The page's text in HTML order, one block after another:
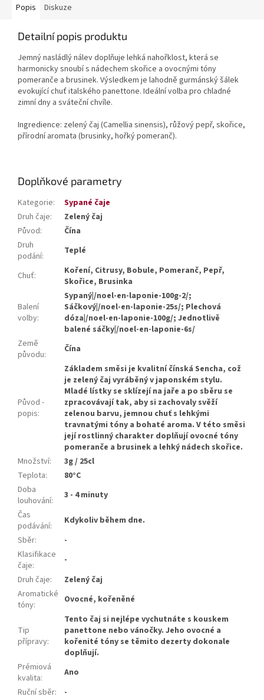
Popis Diskuze
Detailní popis produktu
Jemný nasládlý nálev doplňuje lehká nahořklost, která se
harmonicky snoubí s nádechem skořice a ovocnými tóny
pomeranče a brusinek. Výsledkem je lahodně gurmánský šálek
evokující chuť italského panettone. Ideální volba pro chladné
zimní dny a sváteční chvíle.
Ingredience: zelený čaj (Camellia sinensis), růžový pepř, skořice,
přírodní aromata (brusinky, hořký pomeranč).
Doplňkové parametry
Kategorie:
Sypané čaje
Druh čaje:
Zelený čaj
Původ:
Čína
Druh
podání: Teplé
Chuť:
Koření, Citrusy, Bobule, Pomeranč, Pepř,
Skořice, Brusinka
Balení
volby:
Sypaný|/noel-en-laponie-100g-2/;
Sáčkový|/noel-en-laponie-25s/; Plechová
dóza|/noel-en-laponie-100g/; Jednotlivě
balené sáčky|/noel-en-laponie-6s/
Země
původu: Čína
Původ -
popis:
Základem směsi je kvalitní čínská Sencha, což
je zelený čaj vyráběný v japonském stylu.
Mladé lístky se sklízejí na jaře a po sběru se
zpracovávají tak, aby si zachovaly svěží
zelenou barvu, jemnou chuť s lehkými
travnatými tóny a bohaté aroma. V této směsi
její rostlinný charakter doplňují ovocné tóny
pomeranče a brusinek a lehký nádech skořice.
Množství:
3g / 25cl
Teplota:
80°C
Doba
louhování:
3 - 4 minuty
Čas
podávání:
Kdykoliv během dne.
Sběr:
-
Klasifikace
čaje:
-
Druh čaje:
Zelený čaj
Aromatické
tóny: Ovocné, kořeněné
Tip
přípravy:
Tento čaj si nejlépe vychutnáte s kouskem
panettone nebo vánočky. Jeho ovocné a
kořenité tóny se těmito dezerty dokonale
doplňují.
Prémiová
kvalita:
Ano
Ruční sběr:
-